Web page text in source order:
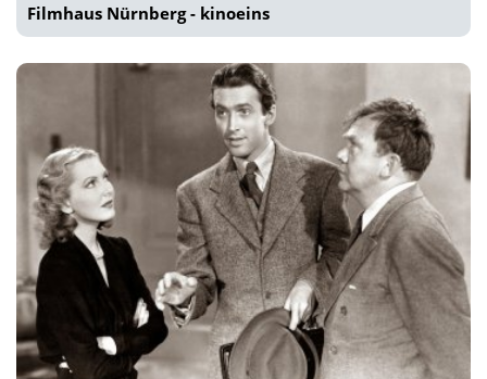
Filmhaus Nürnberg - kinoeins